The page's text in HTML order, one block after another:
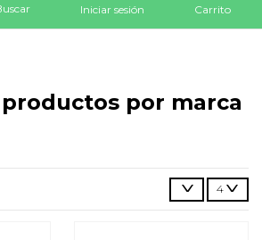
Iniciar sesión Carrito
por marca
4